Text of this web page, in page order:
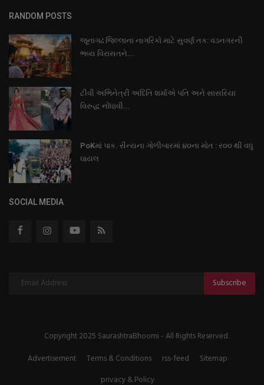
RANDOM POSTS
જૂનાગઢ જિલ્લાના નાગરિકો માટે સુવર્ણ તક: વડનગરની
ભવ્ય વિરાસતને...
ટીવી અભિનેત્રી અદિતિ શર્માએ પતિ અને સાસરિયા
વિરુદ્ધ નોંધાવી...
PoKમાં પાક. સૈન્યના ગોળીબારમાં ૪૦ના મોત : ર૦૦ થી વધુ
ઘાયલ
SOCIAL MEDIA
Subscribe
Copyright 2025 SaurashtraBhoomi - All Rights Reserved.
Advertisement
Terms & Conditions rss-feed
Sitemap
privacy & Policy